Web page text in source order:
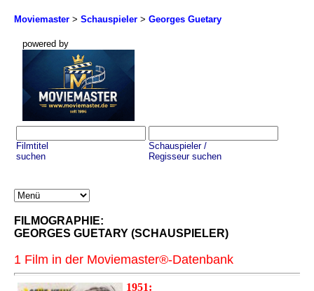
Moviemaster > Schauspieler > Georges Guetary
powered by
Filmtitel
suchen
Schauspieler /
Regisseur suchen
FILMOGRAPHIE:
GEORGES GUETARY (SCHAUSPIELER)
1 Film in der Moviemaster®-Datenbank
1951: